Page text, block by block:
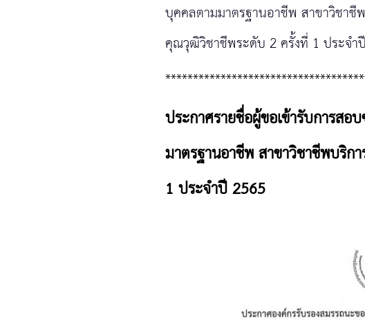
บุคคลตามมาตรฐานอาชีพ สาขาวิชา
คุณวุฒิวิชาชีพระดับ 2 ครั้งที่ 1 ประจำ
ประกาศรายชื่อผู้ขอเข้ารับการส
มาตรฐานอาชีพ สาขาวิชาชีพบริ
1 ประจำปี 2565